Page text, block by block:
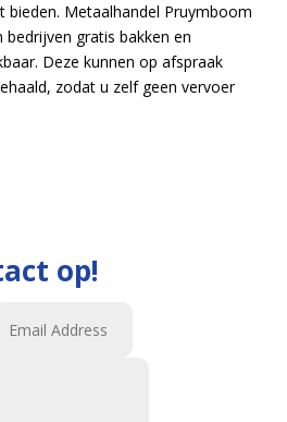
Metaalhandel Pruymboom
gratis bakken en
Deze kunnen op afspraak
zodat u zelf geen vervoer
op!